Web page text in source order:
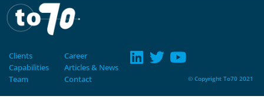
Clients
Capabilities
Team
Career
Articles & News
Contact
© Copyright To70 2021